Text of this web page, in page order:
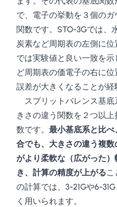
で、電子の挙動を３個の
関数です。STO-3Gでは、
炭素など周期表の左側に
では実験値と良い一致を
ど周期表の価電子の右に
誤差が大きくなることが経
スプリットバレンス基底
きさの違う関数を２つ以
数です。 最小基底系と比べ
合でも、大きさの違う複数
がより柔軟な（広がった
き、計算の精度が上がるこ
の計算では、3-21Gや6-
く用いられます。